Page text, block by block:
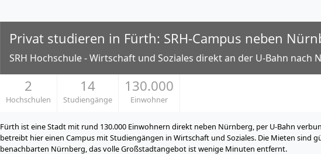
Privat studieren in Fürth: SRH-Campus neben
SRH Hochschule - Wirtschaft und Soziales direkt an der U-Bahn nach
2
Hochschulen
14
Studiengänge
130.000
Einwohner
Fürth ist eine Stadt mit rund 130.000 Einwohnern direkt neben Nürnberg, per U-Bahn
betreibt hier einen Campus mit Studiengängen in Wirtschaft und Soziales. Die Mieten sind
benachbarten Nürnberg, das volle Großstadtangebot ist wenige Minuten entfernt.